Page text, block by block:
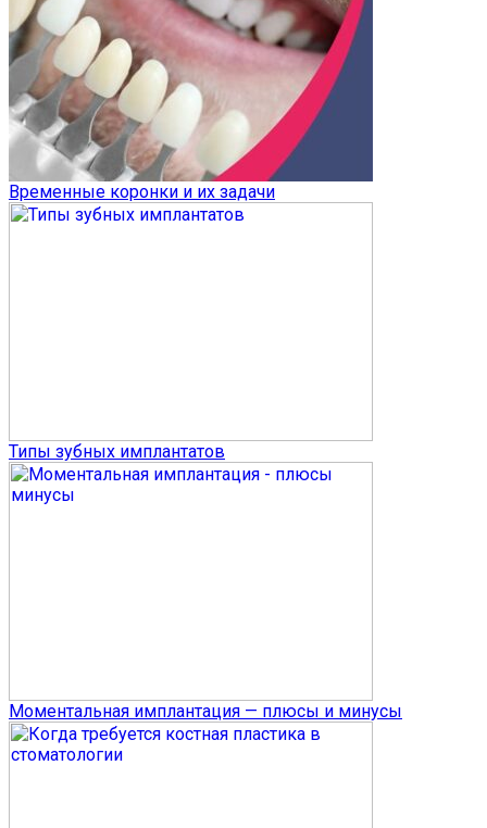
Временные коронки и их задачи
Типы зубных имплантатов
Моментальная имплантация — плюсы и минусы